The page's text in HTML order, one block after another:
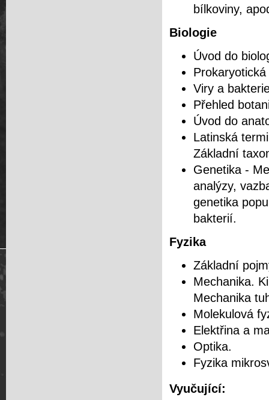
bílkoviny,
Biologie
Úvod do
Viry a
Přehled
Úvod do
Latinská
Základní
Genetika -
analýzy,
genetika
bakterií.
Fyzika
Základní
Mechanika.
Mechanika
Molekulová
Elektřina a
Optika.
Fyzika
Vyučující: